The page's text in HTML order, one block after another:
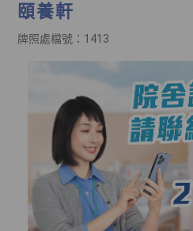
頤養軒
牌照處檔號：1413